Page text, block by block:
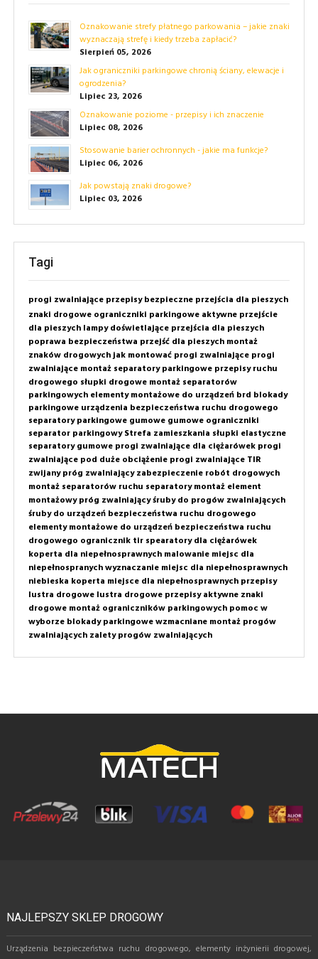
Oznakowanie strefy płatnego parkowania – jakie znaki
wyznaczają strefę i kiedy trzeba zapłacić?
Sierpień 05, 2026
Jak ograniczniki parkingowe chronią ściany, elewacje i
ogrodzenia?
Lipiec 23, 2026
Oznakowanie poziome - przepisy i ich znaczenie
Lipiec 08, 2026
Stosowanie barier ochronnych - jakie ma funkcje?
Lipiec 06, 2026
Jak powstają znaki drogowe?
Lipiec 03, 2026
Tagi
progi zwalniające przepisy bezpieczne przejścia dla pieszych
znaki drogowe ograniczniki parkingowe aktywne przejście
dla pieszych lampy doświetlające przejścia dla pieszych
poprawa bezpieczeństwa przejść dla pieszych montaż
znaków drogowychjak montować progi zwalniające progi
zwalniające montaż separatory parkingowe przepisy ruchu
drogowego słupki drogowe montaż separatorów
parkingowych elementy montażowe do urządzeń brd blokady
parkingowe urządzenia bezpieczeństwa ruchu drogowego
separatory parkingowe gumowe gumowe ograniczniki
separator parkingowy Strefa zamieszkania słupki elastyczne
separatory gumowe progi zwalniające dla ciężarówek progi
zwalniające pod duże obciążenie progi zwalniające TIR
zwijany próg zwalniający zabezpieczenie robót drogowych
montaż separatorów ruchu separatory montaż element
montażowy próg zwalniającyśruby do progów zwalniających
śruby do urządzeń bezpieczeństwa ruchu drogowego
elementy montażowe do urządzeń bezpieczeństwa ruchu
drogowego ogranicznik tir spearatory dla ciężarówek
koperta dla niepełnosprawnych malowanie miejsc dla
niepełnospranychwyznaczanie miejsc dla niepełnosprawnych
niebieska koperta miejsce dla niepełnosprawnych przepisy
lustra drogowe lustra drogowe przepisy aktywne znaki
drogowe montaż ograniczników parkingowych pomoc w
wyborze blokady parkingowe wzmacniane montaż progów
zwalniających zalety progów zwalniających
NAJLEPSZY SKLEP DROGOWY
Urządzenia bezpieczeństwa ruchu drogowego, elementy inżynierii drogowej,